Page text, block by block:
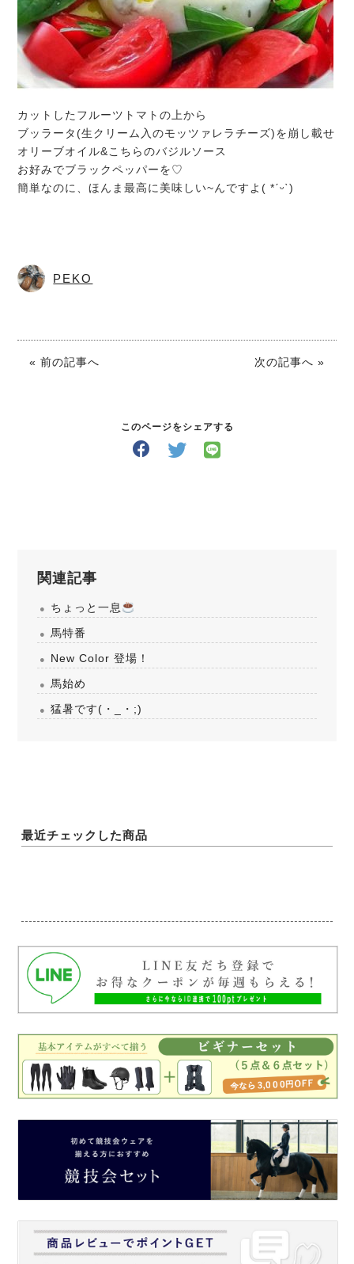
カットしたフルーツトマトの上から
ブッラータ(生クリーム入のモッツァレラチーズ)を崩し載せ
オリーブオイル&こちらのバジルソース
お好みでブラックペッパーを♡
簡単なのに、ほんま最高に美味しい~んですよ( *ˊᵕˋ)
PEKO
« 前の記事へ 次の記事へ »
このページをシェアする
関連記事
ちょっと一息
馬特番
New Color 登場！
馬始め
猛暑です(・_・;)
最近チェックした商品